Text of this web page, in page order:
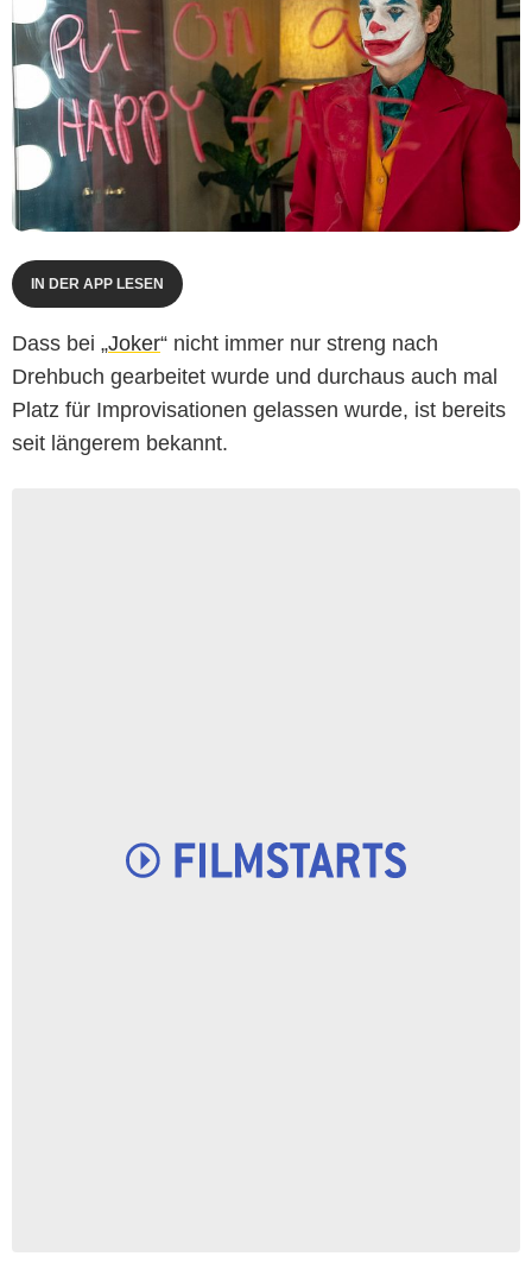
IN DER APP LESEN
Dass bei „Joker“ nicht immer nur streng nach
Drehbuch gearbeitet wurde und durchaus auch mal
Platz für Improvisationen gelassen wurde, ist bereits
seit längerem bekannt.